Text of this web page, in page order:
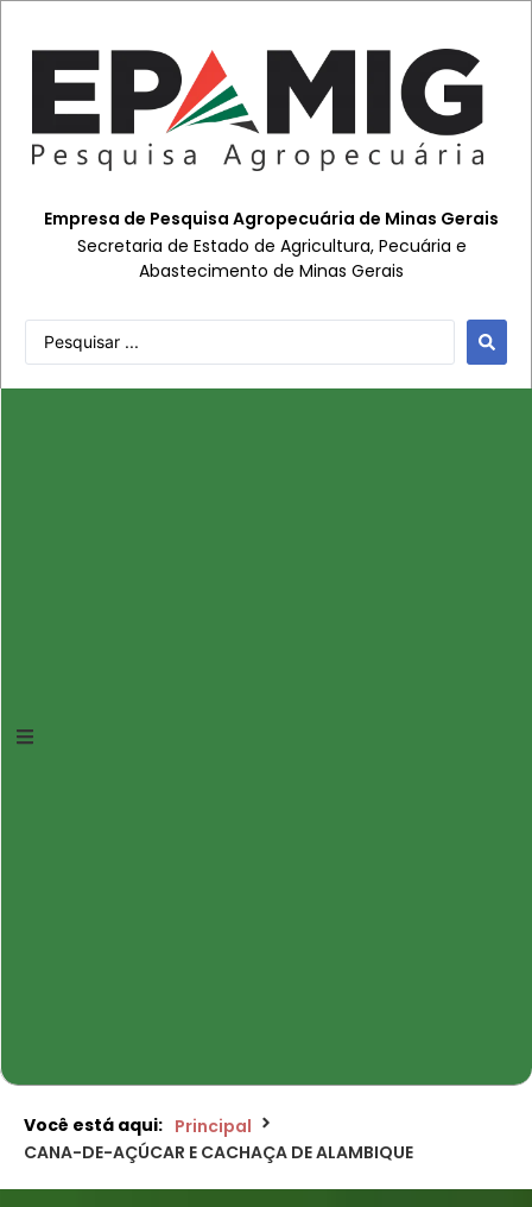
Empresa de Pesquisa Agropecuária de Minas Gerais
Secretaria de Estado de Agricultura, Pecuária e
Abastecimento de Minas Gerais
Você está aqui: Principal
CANA-DE-AÇÚCAR E CACHAÇA DE ALAMBIQUE